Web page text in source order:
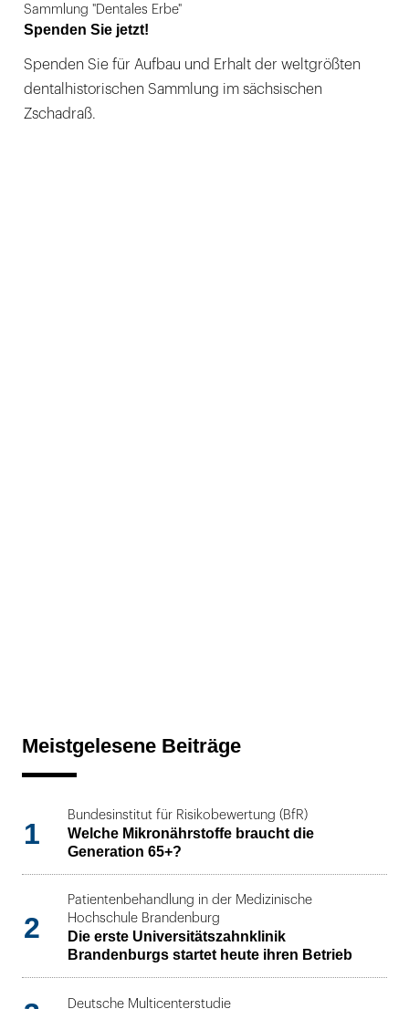
Sammlung "Dentales Erbe"
Spenden Sie jetzt!
Spenden Sie für Aufbau und Erhalt der weltgrößten
dentalhistorischen Sammlung im sächsischen
Zschadraß.
Meistgelesene Beiträge
1
Bundesinstitut für Risikobewertung (BfR)
Welche Mikronährstoffe braucht die
Generation 65+?
2
Patientenbehandlung in der Medizinische
Hochschule Brandenburg
Die erste Universitätszahnklinik
Brandenburgs startet heute ihren Betrieb
Deutsche Multicenterstudie